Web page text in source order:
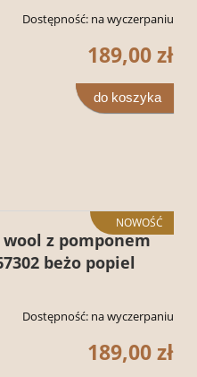
Dostępność: na wyczerpaniu
189,00 zł
do koszyka
wool z pomponem
beżo popiel
Dostępność: na wyczerpaniu
189,00 zł
NOWOŚĆ